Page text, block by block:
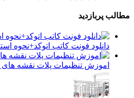
مطالب پربازدید
دانلود فونت کاتب اتوکد+نحوه
اموزش تنظیمات پلات نقشه های